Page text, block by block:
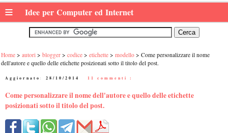
≡ Idee per Computer ed Internet
Home autori blogger codice etichette modello
Come personalizzare il nome
dell'autore e quello delle etichette posizionati sotto il titolo del post.
Aggiornato: 28/10/2014 11 commenti :
Come personalizzare il nome dell'autore e quello delle etichette
posizionati sotto il titolo del post.